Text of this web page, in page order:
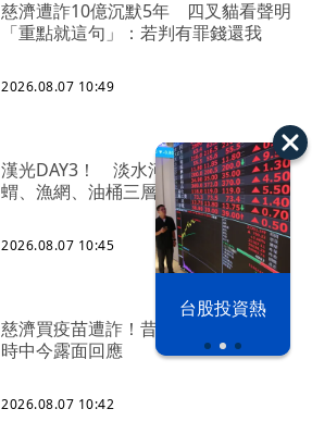
之下
台股投資熱
慈濟遭詐10億沉默5年 四叉貓看聲明
「重點就這句」：若判有罪錢還我
2026.08.07 10:49
漢光DAY3！ 淡水河阻絕演練 鋼刺
蝟、漁網、油桶三層防範
2026.08.07 10:45
慈濟買疫苗遭詐！昔遭轟擋疫苗 陳
時中今露面回應
2026.08.07 10:42